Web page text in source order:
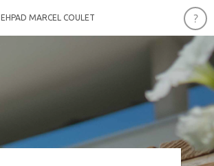
EHPAD MARCEL COULET